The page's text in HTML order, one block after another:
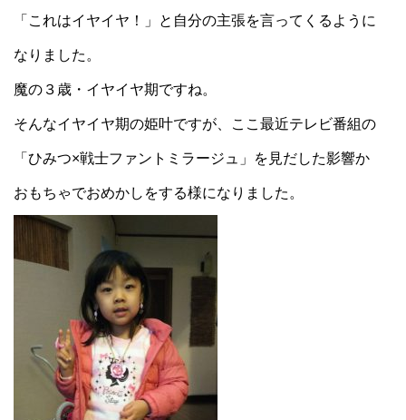
「これはイヤイヤ！」と自分の主張を言ってくるように
なりました。
魔の３歳・イヤイヤ期ですね。
そんなイヤイヤ期の姫叶ですが、ここ最近テレビ番組の
「ひみつ×戦士ファントミラージュ」を見だした影響か
おもちゃでおめかしをする様になりました。